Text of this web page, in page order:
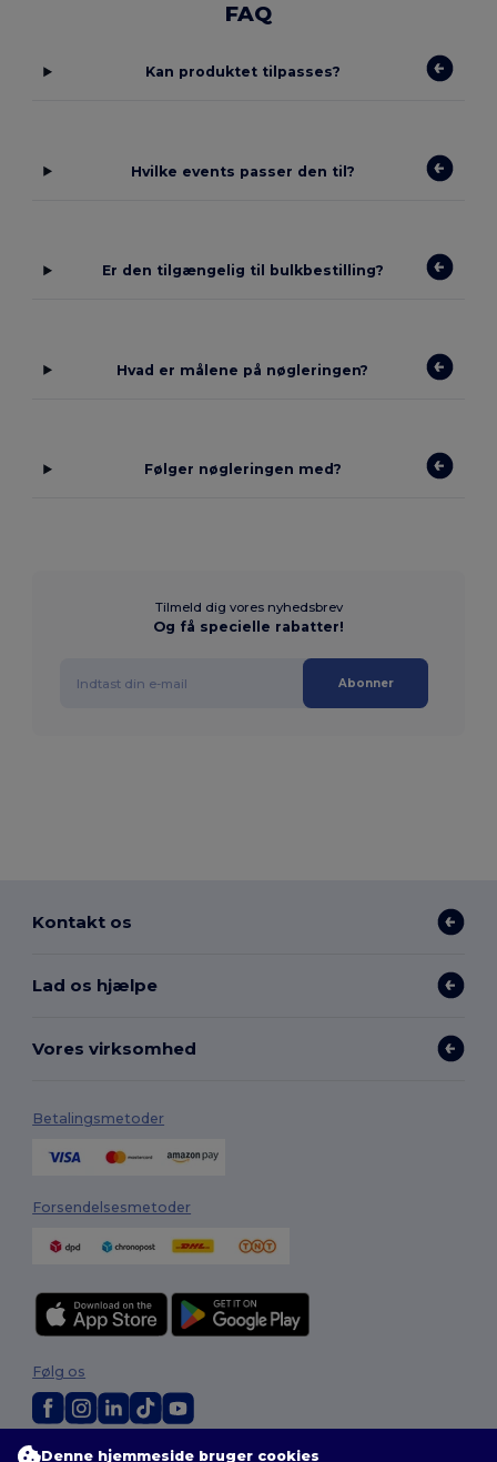
FAQ
Kan produktet tilpasses?
Hvilke events passer den til?
Er den tilgængelig til bulkbestilling?
Hvad er målene på nøgleringen?
Følger nøgleringen med?
Tilmeld dig vores nyhedsbrev
Og få specielle rabatter!
Abonner
Kontakt os
Lad os hjælpe
Vores virksomhed
Betalingsmetoder
Forsendelsesmetoder
2026. Alle rettigheder forbeholdes
Følg os
Denne hjemmeside bruger cookies